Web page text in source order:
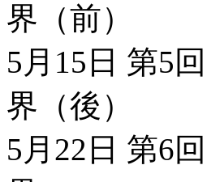
界（前）
5月15日 第5
界（後）
5月22日 第6